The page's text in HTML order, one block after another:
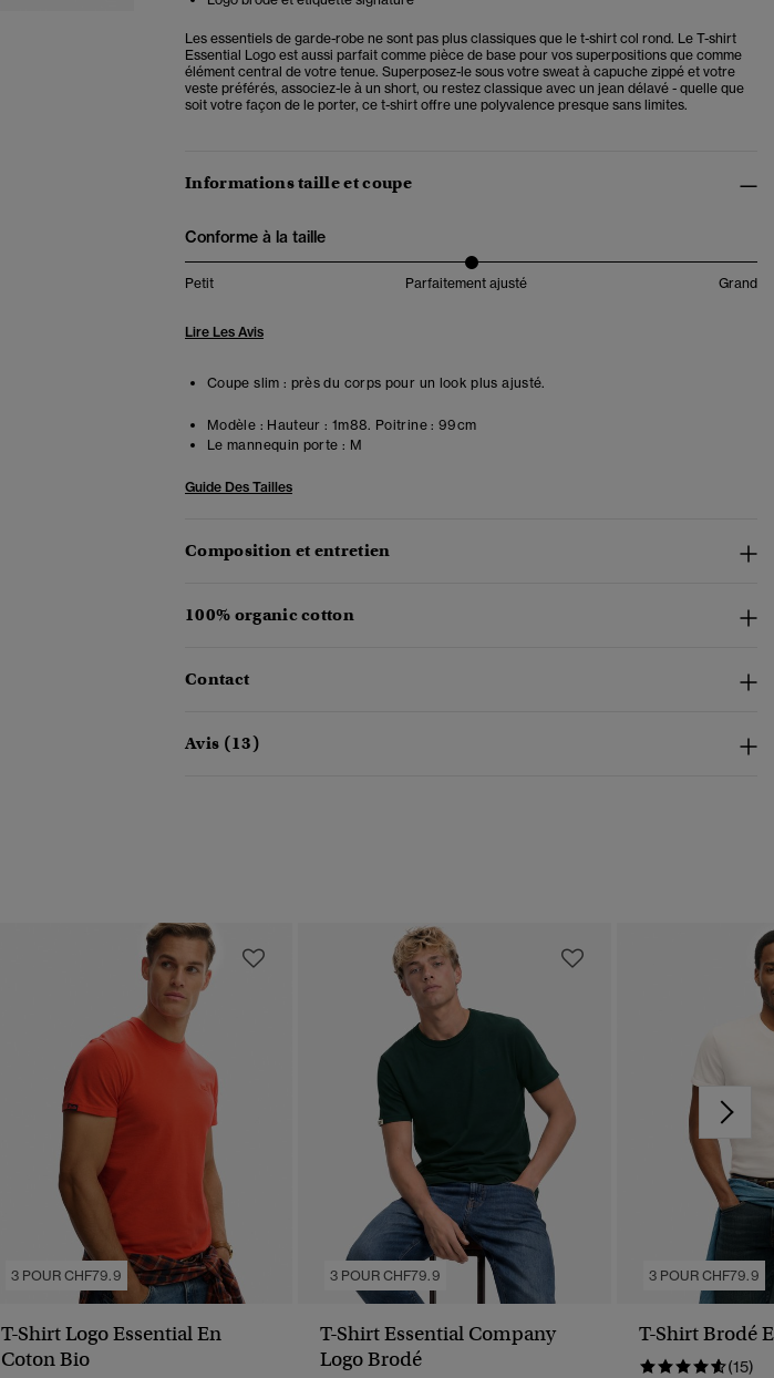
Les essentiels de garde-robe ne sont pas plus classiques que le t-shirt col rond. Le T-shirt
Essential Logo est aussi parfait comme pièce de base pour vos superpositions que comme
élément central de votre tenue. Superposez-le sous votre sweat à capuche zippé et votre
veste préférés, associez-le à un short, ou restez classique avec un jean délavé - quelle que
soit votre façon de le porter, ce t-shirt offre une polyvalence presque sans limites.
Informations taille et coupe
Conforme à la taille
Petit Parfaitement ajusté Grand
Lire Les Avis
Coupe slim : près du corps pour un look plus ajusté.
Modèle : Hauteur : 1m88. Poitrine : 99cm
Le mannequin porte : M
Guide Des Tailles
Composition et entretien
100% organic cotton
Contact
Avis (13)
3 POUR CHF79.9
T-Shirt Logo Essential En
Coton Bio
3 POUR CHF79.9
T-Shirt Essential Company
Logo Brodé
3 POUR CHF79.9
T-Shirt Brodé
(15)